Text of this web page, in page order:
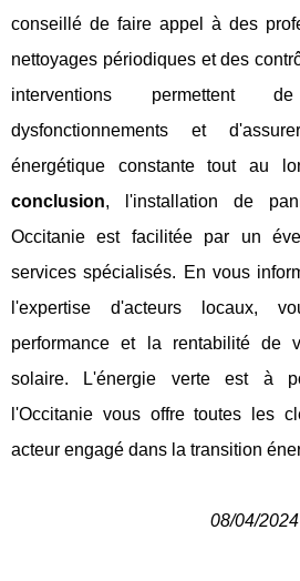
conseillé de faire appel à des
nettoyages périodiques et des
interventions permettent
dysfonctionnements et
énergétique constante tout au
conclusion, l'installation de
Occitanie est facilitée par un
services spécialisés. En vous
l'expertise d'acteurs locaux,
performance et la rentabilité de
solaire. L'énergie verte est à
l'Occitanie vous offre toutes les
acteur engagé dans la transition
08/04/